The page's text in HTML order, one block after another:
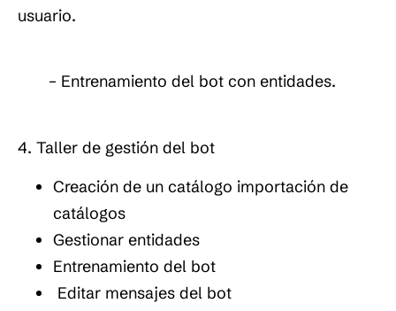
usuario.
– Entrenamiento del bot con entidades.
4. Taller de gestión del bot
Creación de un catálogo importación de
catálogos
Gestionar entidades
Entrenamiento del bot
Editar mensajes del bot